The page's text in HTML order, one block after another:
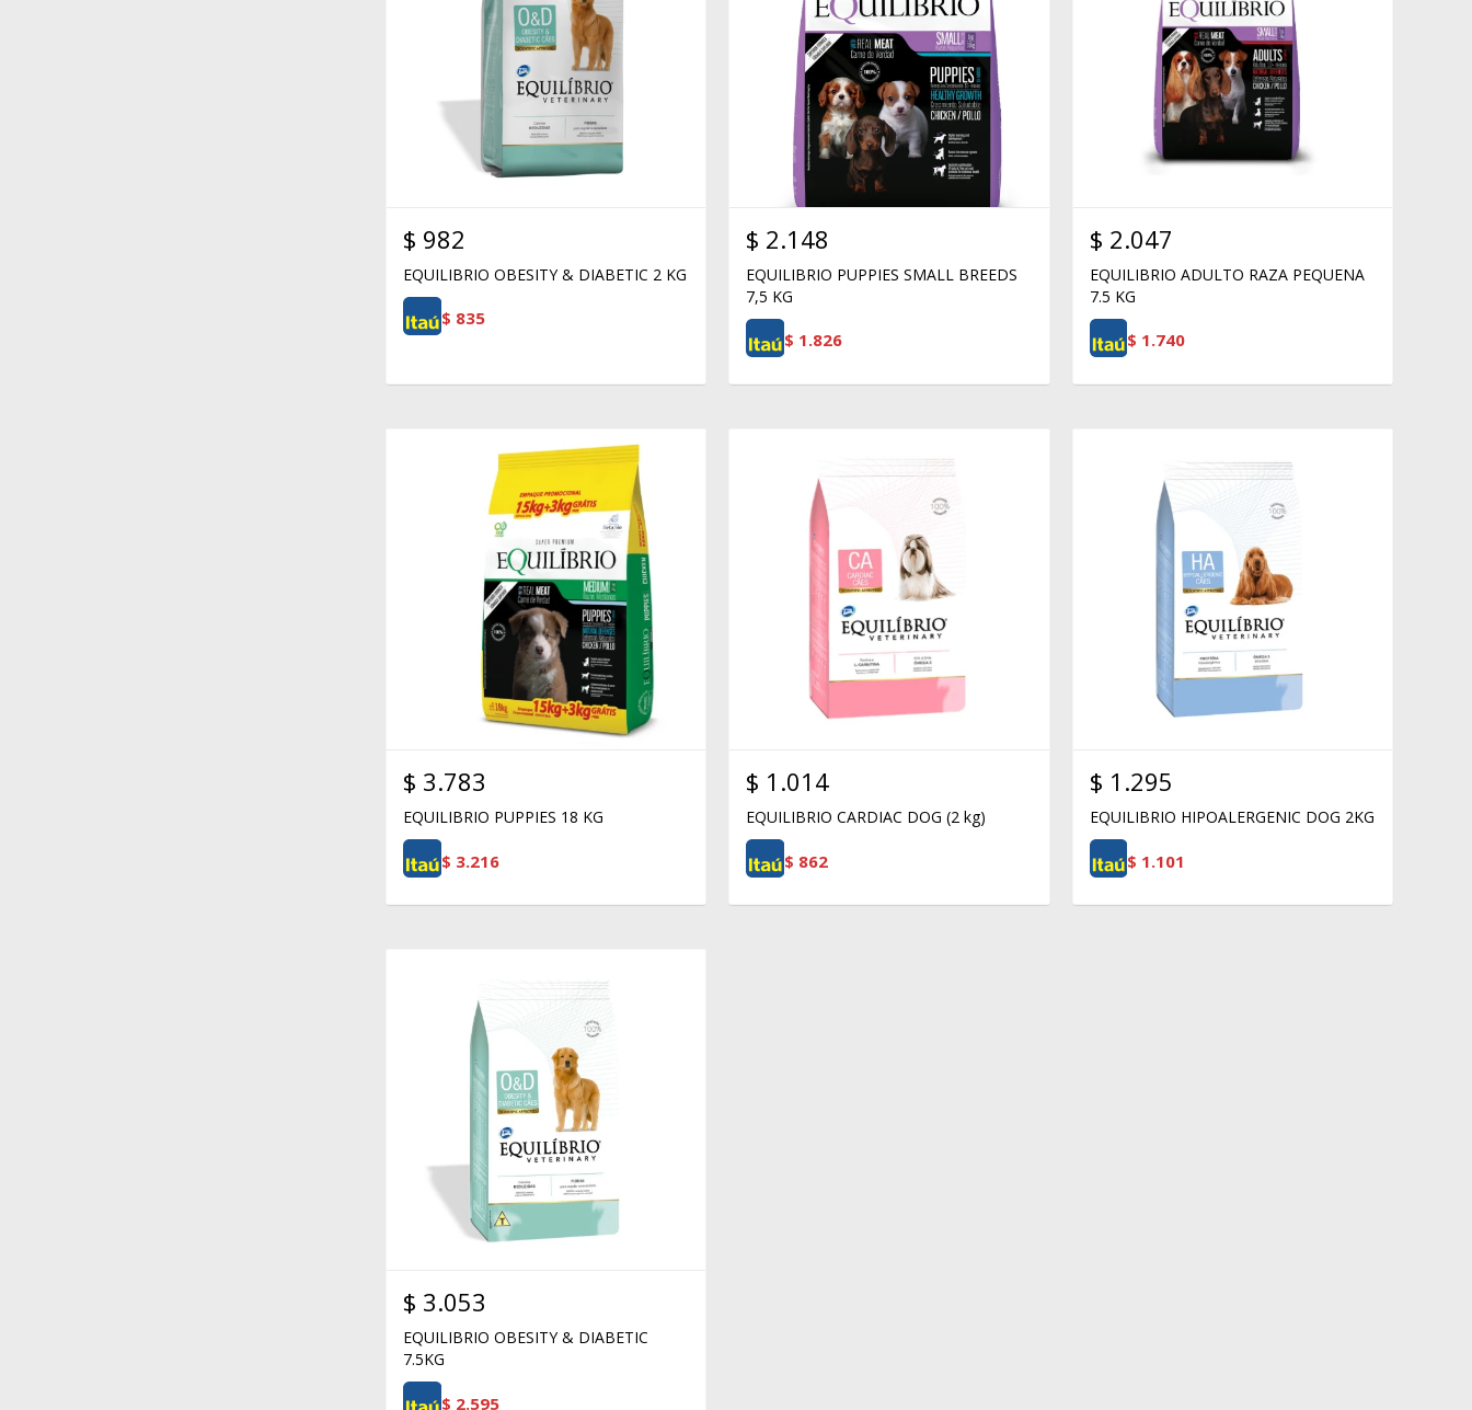
$ 982
EQUILIBRIO OBESITY & DIABETIC 2 KG
$ 835
$ 2.148
EQUILIBRIO PUPPIES SMALL BREEDS
7,5 KG
$ 1.826
$ 2.047
EQUILIBRIO ADULTO RAZA PEQUENA
7.5 KG
$ 1.740
$ 3.783
EQUILIBRIO PUPPIES 18 KG
$ 3.216
$ 1.014
EQUILIBRIO CARDIAC DOG (2 kg)
$ 862
$ 1.295
EQUILIBRIO HIPOALERGENIC DOG 2KG
$ 1.101
$ 3.053
EQUILIBRIO OBESITY & DIABETIC
7.5KG
$ 2.595